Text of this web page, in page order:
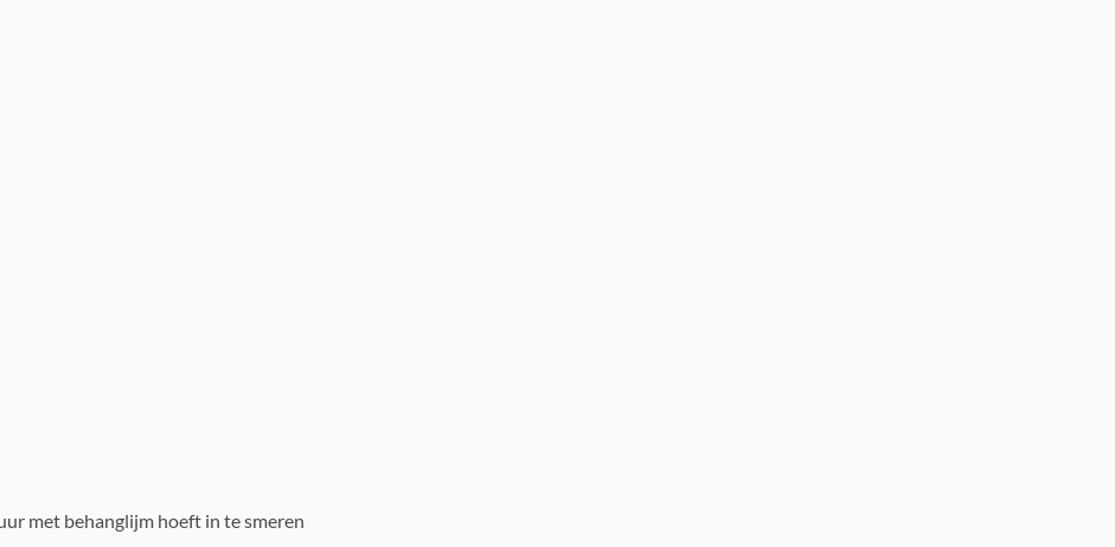
met behanglijm hoeft in te smeren